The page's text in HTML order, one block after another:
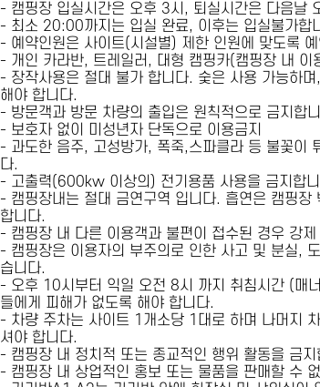
- 캠핑장 입실시간은 오후 3시, 퇴실시간은 다음날
- 최소 20:00까지는 입실 완료, 이후는 입실불가합
- 예약인원은 사이트(시설별) 제한 인원에 맞도록
- 개인 카라반, 트레일러, 대형 캠핑카(캠핑장 내 이
- 장작사용은 절대 불가 합니다. 숯은 사용 가능하
해야 합니다.
- 방문객과 방문 차량의 출입은 원칙적으로 금지합
- 보호자 없이 미성년자 단독으로 이용금지
- 과도한 음주, 고성방가, 폭죽,스파클라 등 불꽃이
다.
- 고출력(600kw 이상의) 전기용품 사용을 금지합
- 캠핑장내는 절대 금연구역 입니다. 흡연은 캠핑장
합니다.
- 캠핑장 내 다른 이용객과 불편이 접수된 경우 강
- 캠핑장은 이용자의 부주의로 인한 사고 및 분실,
습니다.
- 오후 10시부터 익일 오전 8시 까지 취침시간 (매
들에게 피해가 없도록 해야 합니다.
- 차량 주차는 사이트 1개소당 1대로 하며 나머지
셔야 합니다.
- 캠핑장 내 정치적 또는 종교적인 행위 활동을 금지
- 캠핑장 내 상업적인 홍보 또는 물품을 판매할 수